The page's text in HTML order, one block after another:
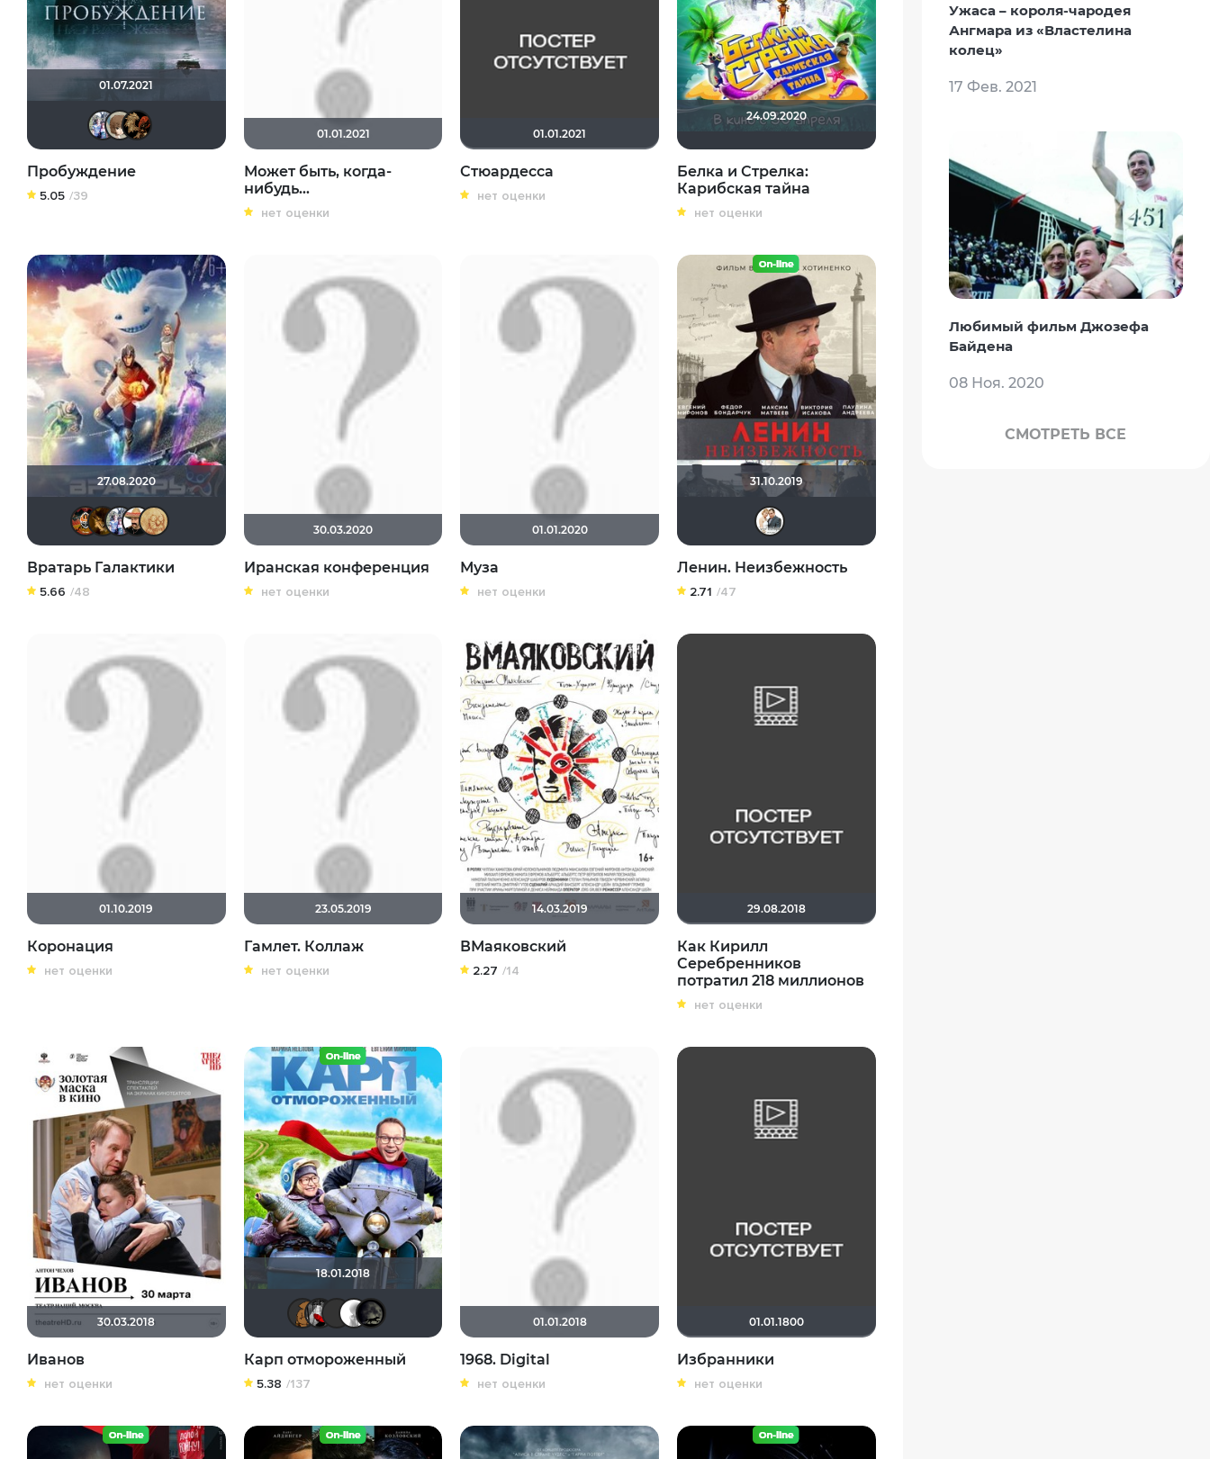
01.07.2021
runa_raido
lena 1981
Пробуждение
5.05 /39
01.01.2021
Может быть, когда-
нибудь…
нет оценки
01.01.2021
Стюардесса
нет оценки
24.09.2020
Белка и Стрелка:
Карибская тайна
нет оценки
27.08.2020
Николас Кейдж
Риша_88ZOYBERG
Вратарь Галактики
5.66 /48
30.03.2020
Иранская конференция
нет оценки
01.01.2020
Муза
нет оценки
31.10.2019
Ленин. Неизбежность
2.71 /47
01.10.2019
Коронация
нет оценки
23.05.2019
Гамлет. Коллаж
нет оценки
14.03.2019
ВМаяковский
2.27 /14
29.08.2018
Как Кирилл
Серебренников
потратил 218 миллионов
нет оценки
30.03.2018
Иванов
нет оценки
18.01.2018
˙ Мышь Белая
~ Aleksandr ~
xrockx
Карп отмороженный
5.38 /137
01.01.2018
1968. Digital
нет оценки
01.01.1800
Избранники
нет оценки
Ужаса – короля-чародея
Ангмара из «Властелина
колец»
17 Фев. 2021
Любимый фильм Джозефа
Байдена
08 Ноя. 2020
СМОТРЕТЬ ВСЕ